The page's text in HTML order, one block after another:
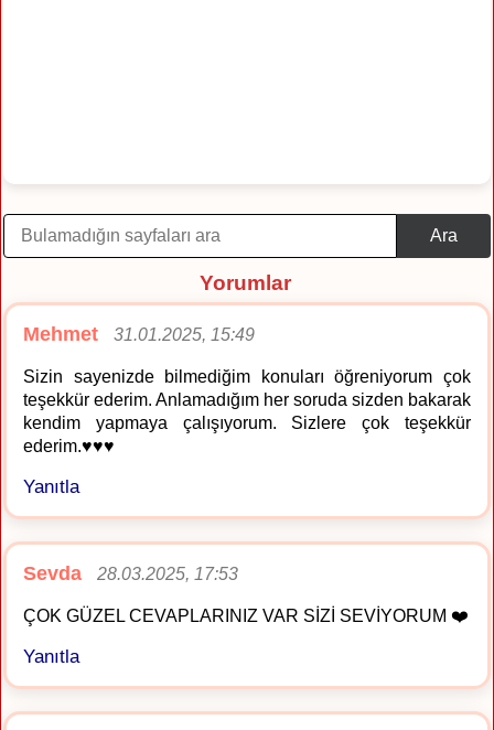
Ara
Yorumlar
Mehmet 31.01.2025, 15:49
Sizin sayenizde bilmediğim konuları öğreniyorum çok
teşekkür ederim. Anlamadığım her soruda sizden bakarak
kendim yapmaya çalışıyorum. Sizlere çok teşekkür
ederim.♥️♥️♥️
Yanıtla
Sevda 28.03.2025, 17:53
ÇOK GÜZEL CEVAPLARINIZ VAR SİZİ SEVİYORUM ❤️
Yanıtla